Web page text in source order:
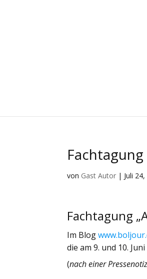
von Gast Autor | Juli 24,
Fachtagung
Im Blog
die am 9. und 10.
(nach einer